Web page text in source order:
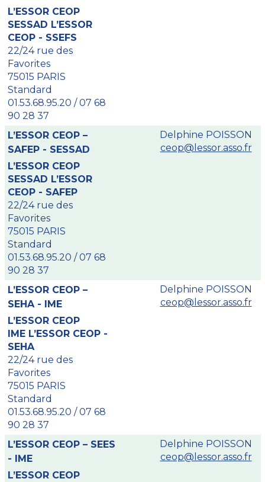
L’ESSOR CEOP
SESSAD L’ESSOR
CEOP - SSEFS
22/24 rue des
Favorites
75015 PARIS
Standard
01.53.68.95.20 / 07 68
90 28 37
L’ESSOR CEOP –
SAFEP - SESSAD
L’ESSOR CEOP
SESSAD L’ESSOR
CEOP - SAFEP
22/24 rue des
Favorites
75015 PARIS
Standard
01.53.68.95.20 / 07 68
90 28 37
Delphine POISSON
ceop@lessor.asso.fr
L’ESSOR CEOP –
SEHA - IME
L’ESSOR CEOP
IME L’ESSOR CEOP -
SEHA
22/24 rue des
Favorites
75015 PARIS
Standard
01.53.68.95.20 / 07 68
90 28 37
Delphine POISSON
ceop@lessor.asso.fr
L’ESSOR CEOP – SEES
- IME
L’ESSOR CEOP
Delphine POISSON
ceop@lessor.asso.fr